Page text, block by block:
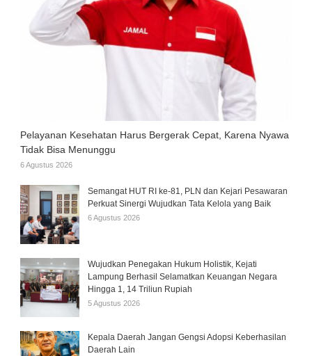
Pelayanan Kesehatan Harus Bergerak Cepat, Karena Nyawa
Tidak Bisa Menunggu
6 Agustus 2026
Semangat HUT RI ke-81, PLN dan Kejari Pesawaran
Perkuat Sinergi Wujudkan Tata Kelola yang Baik
6 Agustus 2026
Wujudkan Penegakan Hukum Holistik, Kejati
Lampung Berhasil Selamatkan Keuangan Negara
Hingga 1, 14 Triliun Rupiah
5 Agustus 2026
Kepala Daerah Jangan Gengsi Adopsi Keberhasilan
Daerah Lain